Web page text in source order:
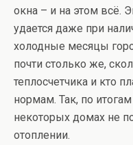
окна – и на этом всё.
удается даже при
холодные месяцы
почти столько же,
теплосчетчика и кто
нормам. Так, по
некоторых домах не
отоплении.